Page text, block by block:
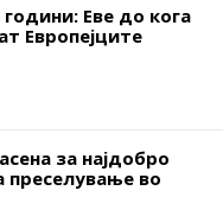
Еве до кога
Европејците
за најдобро
преселување во